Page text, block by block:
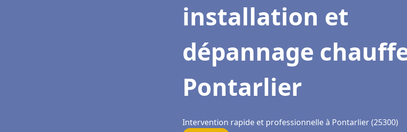
installation et
dépannage
Pontarlier
Intervention rapide et professionnelle à Pontarlier (25300)